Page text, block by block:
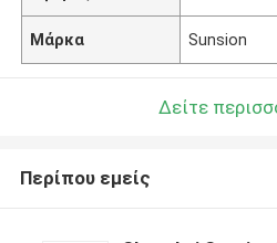
Μάρκα Sunsion
Δείτε
Περίπου εμείς